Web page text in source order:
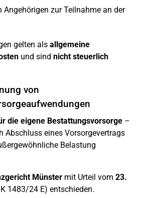
Angehörigen zur Teilnahme an der
gelten als allgemeine
und sind nicht steuerlich
von
die eigene Bestattungsvorsorge –
Abschluss eines Vorsorgevertrags
Belastung
Münster mit Urteil vom 23.
1483/24 E) entschieden.